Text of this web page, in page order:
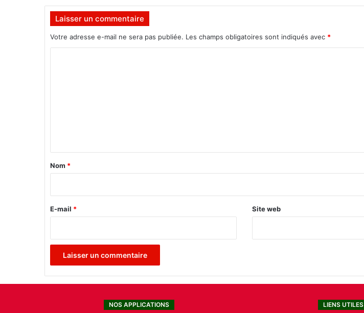
’
p
l
Laisser un commentaire
Votre adresse e-mail ne sera pas publiée. Les champs obligatoires sont indiqués avec *
a
e
Nom *
E-mail * Site web
NOS APPLICATIONS LIENS UTILES